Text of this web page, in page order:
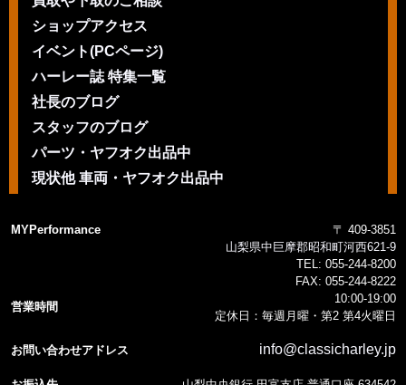
ショップアクセス
イベント(PCページ)
ハーレー誌 特集一覧
社長のブログ
スタッフのブログ
パーツ・ヤフオク出品中
現状他 車両・ヤフオク出品中
MYPerformance
〒 409-3851
山梨県中巨摩郡昭和町河西621-9
TEL: 055-244-8200
FAX: 055-244-8222
営業時間
10:00-19:00
定休日：毎週月曜・第2 第4火曜日
お問い合わせアドレス info@classicharley.jp